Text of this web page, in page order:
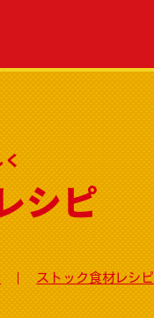
シピ
ストック食材レシピ